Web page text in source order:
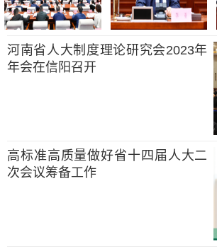
河南省人大制度理论研究会2023年
年会在信阳召开
高标准高质量做好省十四届人大二
次会议筹备工作